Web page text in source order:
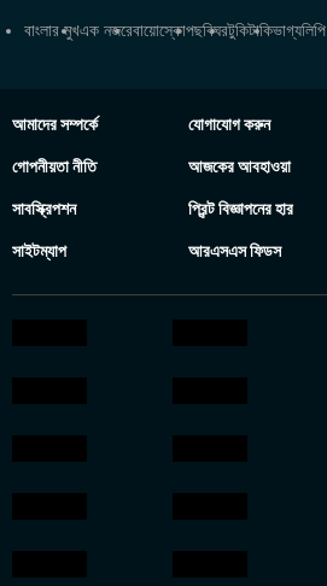
বাংলার মুখএক নজরেবায়োস্কোপছবিঘরটুকিটাকিভাগ্যলিপি
আমাদের সম্পর্কে যোগাযোগ করুন
গোপনীয়তা নীতি আজকের আবহাওয়া
সাবস্ক্রিপশন প্রিন্ট বিজ্ঞাপনের হার
সাইটম্যাপ আরএসএস ফিডস